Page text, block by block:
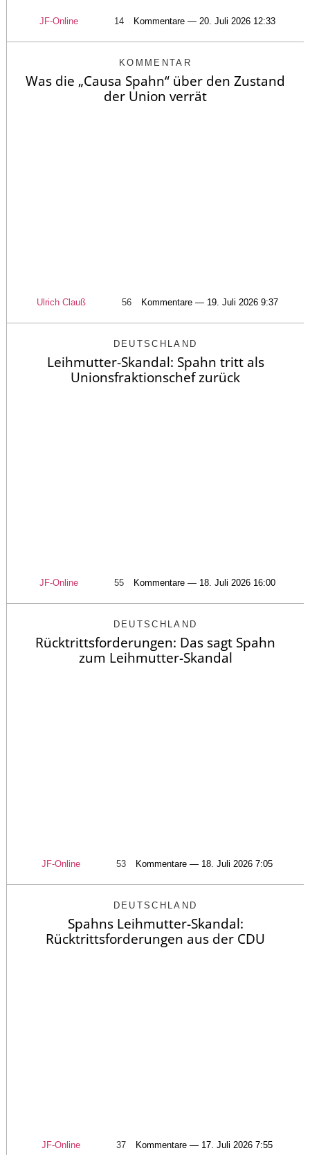
JF-Online 14 Kommentare — 20. Juli 2026 12:33
KOMMENTAR
Was die „Causa Spahn“ über den Zustand
der Union verrät
Ulrich Clauß 56 Kommentare — 19. Juli 2026 9:37
DEUTSCHLAND
Leihmutter-Skandal: Spahn tritt als
Unionsfraktionschef zurück
JF-Online 55 Kommentare — 18. Juli 2026 16:00
DEUTSCHLAND
Rücktrittsforderungen: Das sagt Spahn
zum Leihmutter-Skandal
JF-Online 53 Kommentare — 18. Juli 2026 7:05
DEUTSCHLAND
Spahns Leihmutter-Skandal:
Rücktrittsforderungen aus der CDU
JF-Online 37 Kommentare — 17. Juli 2026 7:55